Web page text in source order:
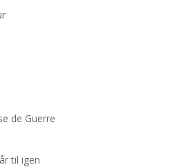
de Guerre
til igen